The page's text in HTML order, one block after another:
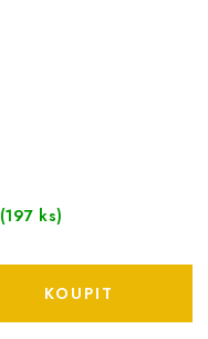
(197 ks)